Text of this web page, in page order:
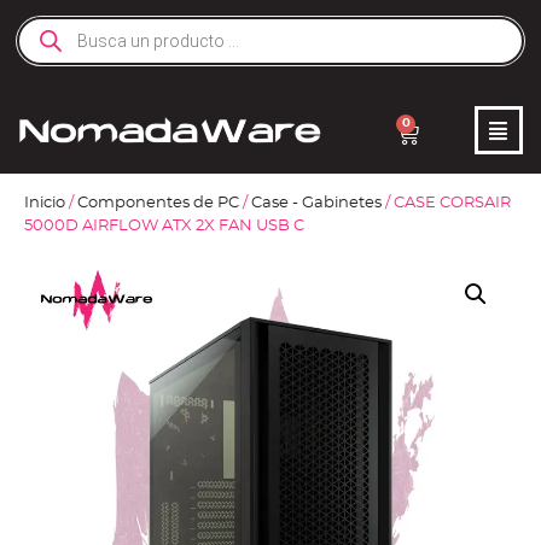
0
Inicio / Componentes de PC / Case - Gabinetes / CASE CORSAIR
5000D AIRFLOW ATX 2X FAN USB C